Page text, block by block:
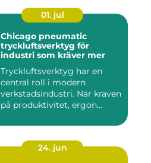
01. jul
Chicago pneumatic
tryckluftsverktyg för
industri som kräver mer
Tryckluftsverktyg har en
central roll i modern
verkstadsindustri. När kraven
på produktivitet, ergon...
24. jun